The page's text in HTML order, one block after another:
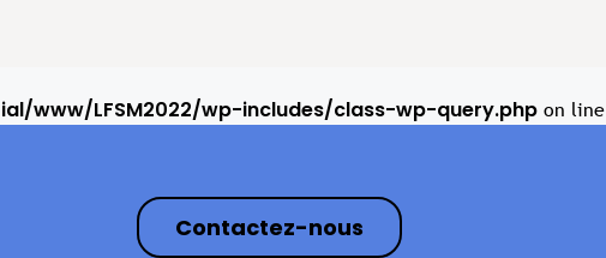
www/LFSM2022/wp-includes/class-wp-query.php on line
Contactez-nous